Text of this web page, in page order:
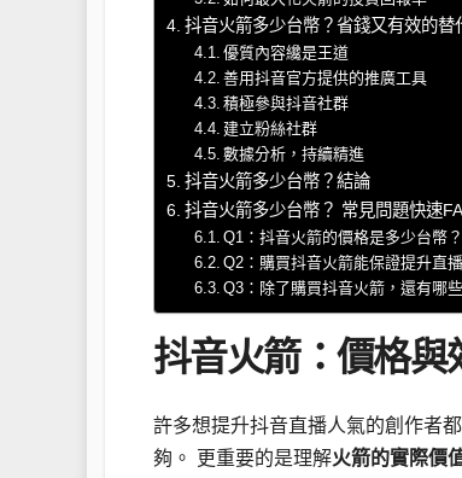
抖音火箭多少台幣？省錢又有效的替
優質內容纔是王道
善用抖音官方提供的推廣工具
積極參與抖音社群
建立粉絲社群
數據分析，持續精進
抖音火箭多少台幣？結論
抖音火箭多少台幣？ 常見問題快速
Q1：抖音火箭的價格是多少台幣？
Q2：購買抖音火箭能保證提升直
Q3：除了購買抖音火箭，還有哪
抖音火箭：價格與
許多想提升抖音直播人氣的創作者
夠。 更重要的是理解火箭的實際價